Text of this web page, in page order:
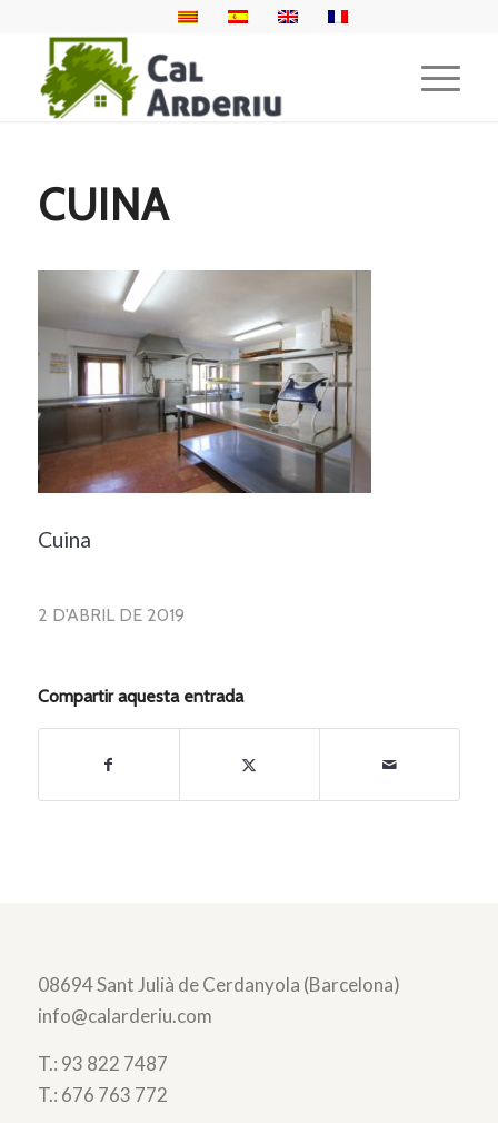
CUINA
Cuina
2 D'ABRIL DE 2019
Compartir aquesta entrada
08694 Sant Julià de Cerdanyola (Barcelona)
info@calarderiu.com
T.: 93 822 7487
T.: 676 763 772